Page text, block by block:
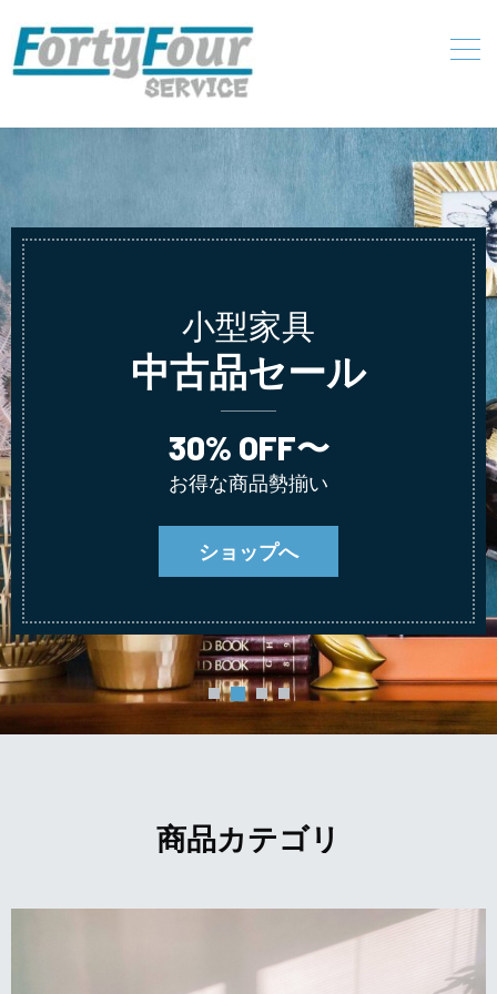
小型家具
中古品セール
30% OFF〜
お得な商品勢揃い
ショップへ
商品カテゴリ